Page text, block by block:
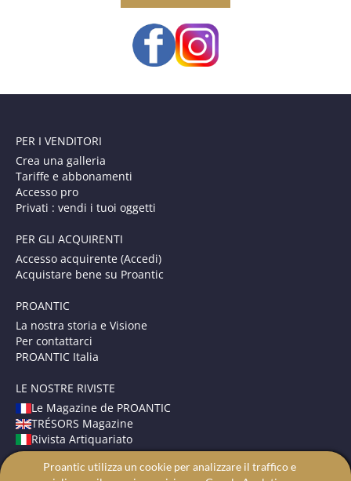
PER I VENDITORI
Crea una galleria
Tariffe e abbonamenti
Accesso pro
Privati : vendi i tuoi oggetti
PER GLI ACQUIRENTI
Accesso acquirente (Accedi)
Acquistare bene su Proantic
PROANTIC
La nostra storia e Visione
Per contattarci
PROANTIC Italia
LE NOSTRE RIVISTE
Le Magazine de PROANTIC
TRÉSORS Magazine
Rivista Artiquariato
TERMINI E CONDIZIONI
Proantic utilizza un cookie per analizzare il traffico e